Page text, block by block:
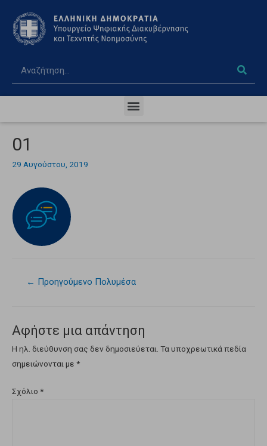
01
29 Αυγούστου, 2019
← Προηγούμενο Πολυμέσα
Αφήστε μια απάντηση
Η ηλ. διεύθυνση σας δεν δημοσιεύεται. Τα υποχρεωτικά πεδία
σημειώνονται με *
Σχόλιο *